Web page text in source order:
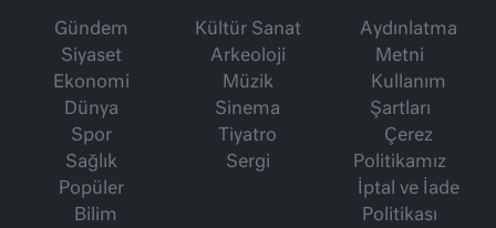
Gündem
Siyaset
Ekonomi
Dünya
Spor
Sağlık
Popüler
Bilim
Kültür Sanat
Arkeoloji
Müzik
Sinema
Tiyatro
Sergi
Aydınlatma
Metni
Kullanım
Şartları
Çerez
Politikamız
İptal ve İade
Politikası